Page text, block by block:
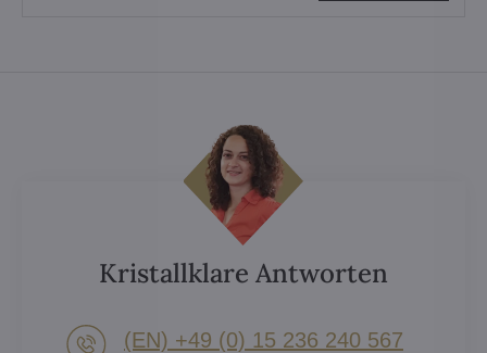
Kristallklare Antworten
(EN) +49 (0) 15 236 240 567